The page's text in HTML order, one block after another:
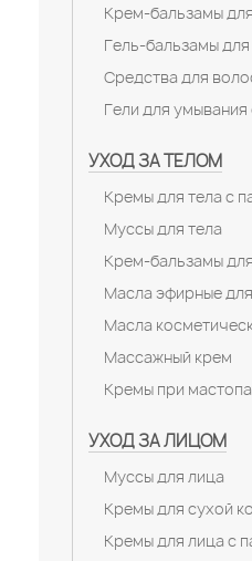
Крем-бальзамы
Гель-бальзамы
Средства для
Гели для
УХОД ЗА ТЕЛОМ
Кремы для тела с
Муссы для тела
Крем-бальзамы
Масла эфирные
Масла
Массажный крем
Кремы при
УХОД ЗА ЛИЦОМ
Муссы для лица
Кремы для сухой
Кремы для лица с